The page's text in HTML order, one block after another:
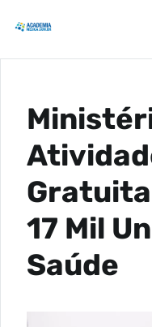
Gratuita
17 Mil
Saúde